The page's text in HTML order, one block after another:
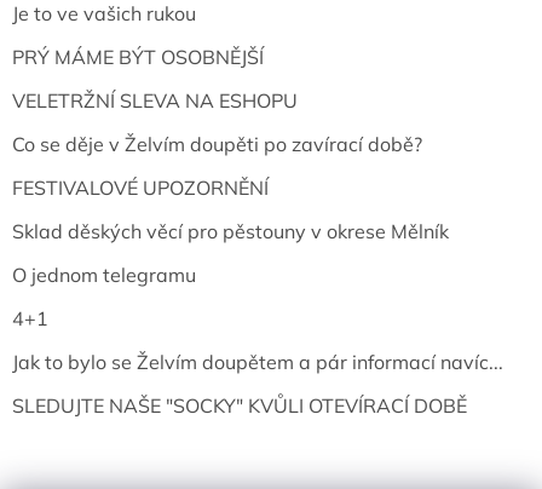
Je to ve vašich rukou
PRÝ MÁME BÝT OSOBNĚJŠÍ
VELETRŽNÍ SLEVA NA ESHOPU
Co se děje v Želvím doupěti po zavírací době?
FESTIVALOVÉ UPOZORNĚNÍ
Sklad děských věcí pro pěstouny v okrese Mělník
O jednom telegramu
4+1
Jak to bylo se Želvím doupětem a pár informací navíc...
SLEDUJTE NAŠE "SOCKY" KVŮLI OTEVÍRACÍ DOBĚ